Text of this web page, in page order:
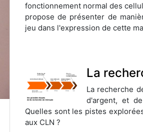
fonctionnement normal des
propose de présenter de
jeu dans l'expression de cette
La
La recherche
d'argent, et
Quelles sont les pistes
aux CLN ?